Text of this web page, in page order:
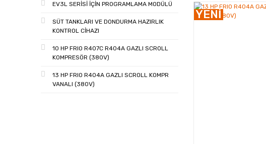
EV3L SERİSİ İÇİN PROGRAMLAMA MODÜLÜ
SÜT TANKLARI VE DONDURMA HAZIRLIK
KONTROL CİHAZI
10 HP FRIO R407C R404A GAZLI SCROLL
KOMPRESÖR (380V)
13 HP FRIO R404A GAZLI SCROLL KOMPR
VANALI (380V)
YENİ